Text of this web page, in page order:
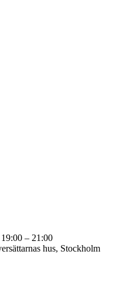
– 21:00
hus, Stockholm